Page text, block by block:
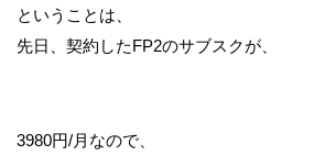
ということは、
先日、契約したFP2のサブスクが、
3980円/月なので、